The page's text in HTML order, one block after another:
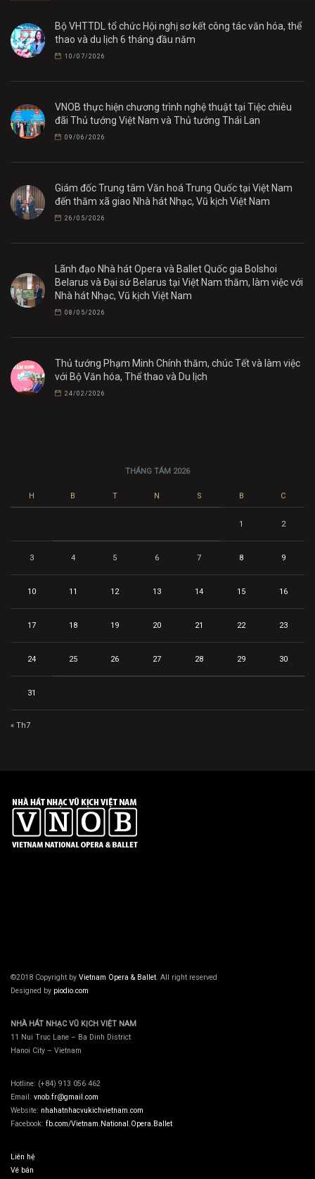
Bộ VHTTDL tổ chức Hội nghị sơ kết công tác văn hóa, thể
thao và du lịch 6 tháng đầu năm
10/07/2026
VNOB thực hiện chương trình nghệ thuật tại Tiệc chiêu
đãi Thủ tướng Việt Nam và Thủ tướng Thái Lan
09/06/2026
Giám đốc Trung tâm Văn hoá Trung Quốc tại Việt Nam
đến thăm xã giao Nhà hát Nhạc, Vũ kịch Việt Nam
26/05/2026
Lãnh đạo Nhà hát Opera và Ballet Quốc gia Bolshoi
Belarus và Đại sứ Belarus tại Việt Nam thăm, làm việc với
Nhà hát Nhạc, Vũ kịch Việt Nam
08/05/2026
Thủ tướng Phạm Minh Chính thăm, chúc Tết và làm việc
với Bộ Văn hóa, Thể thao và Du lịch
24/02/2026
THÁNG TÁM 2026
H B T N S B C
1 2
3 4 5 6 7 8 9
10 11 12 13 14 15 16
17 18 19 20 21 22 23
24 25 26 27 28 29 30
31
« Th7
©2018 Copyright by Vietnam Opera & Ballet. All right reserved
Designed by piodio.com
NHÀ HÁT NHẠC VŨ KỊCH VIỆT NAM
11 Nui Truc Lane – Ba Dinh District
Hanoi City – Vietnam
Hotline: (+84) 913 056 462
Email: vnob.fr@gmail.com
Website: nhahatnhacvukichvietnam.com
Facebook: fb.com/Vietnam.National.Opera.Ballet
Liên hệ
Vé bán